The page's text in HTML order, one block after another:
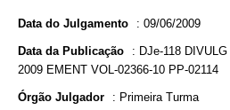
Data do Julgamento : 09/06/2009
Data da Publicação : DJe-118
2009 EMENT VOL-02366-10 PP-02114
Órgão Julgador : Primeira Turma